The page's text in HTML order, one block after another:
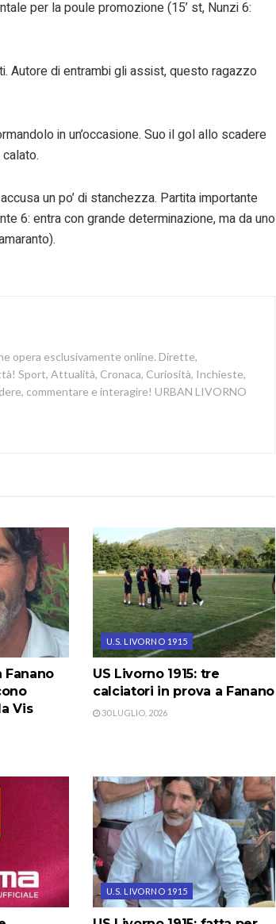
per la poule promozione (15’ st, Nunzi 6:
Autore di entrambi gli assist, questo ragazzo
in un’occasione. Suo il gol allo scadere
un po’ di stanchezza. Partita importante
6: entra con grande determinazione, ma da uno
opera esclusivamente online. Dirette,
Sport, Attualità, Cronaca, Curiosità, Inchieste,
commentare e interagire! URBAN LIVORNO
Fanano
Vis
U.S. LIVORNO 1915
US Livorno 1915: tre
calciatori in prova a Fanano
30 LUGLIO, 2026
U.S. LIVORNO 1915